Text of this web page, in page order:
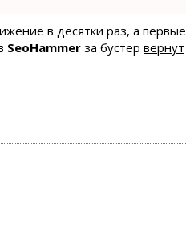
в десятки раз, а первые
SeoHammer за бустер вернут